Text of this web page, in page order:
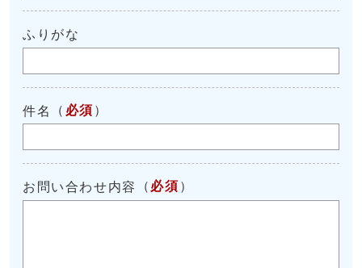
ふりがな
件名 （ 必須 ）
お問い合わせ内容 （ 必須 ）